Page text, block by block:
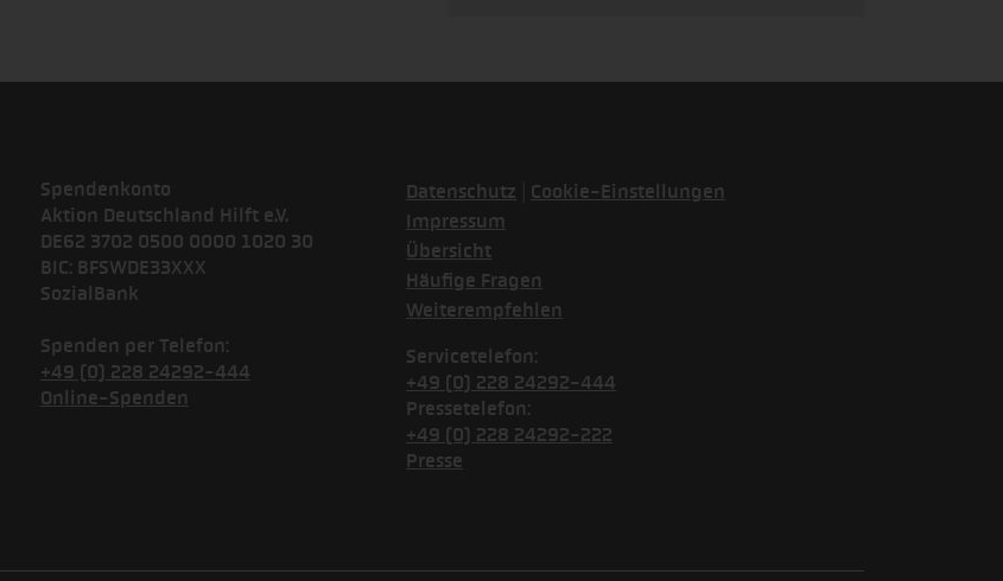
Spendenkonto
Aktion Deutschland Hilft e.V.
DE62 3702 0500 0000 1020 30
BIC: BFSWDE33XXX
SozialBank
Spenden per Telefon:
+49 (0) 228 24292-444
Online-Spenden
Datenschutz
Cookie-Einstellungen
Impressum
Übersicht
Häufige Fragen
Weiterempfehlen
Servicetelefon:
+49 (0) 228 24292-444
Pressetelefon:
+49 (0) 228 24292-222
Presse